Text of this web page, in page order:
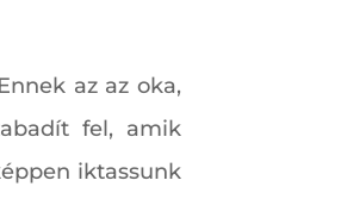
az az oka,
fel, amik
iktassunk